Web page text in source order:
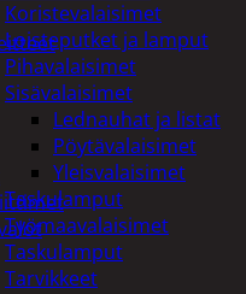
Koristevalaisimet
Loisteputket ja lamput
Pihavalaisimet
Sisävalaisimet
Lednauhat ja listat
Pöytävalaisimet
Yleisvalaisimet
Taskulamput
Työmaavalaisimet
Taskulamput
Tarvikkeet